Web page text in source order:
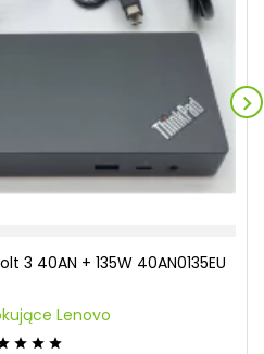
3 40AN + 135W 40AN0135EU
Lenovo
  
